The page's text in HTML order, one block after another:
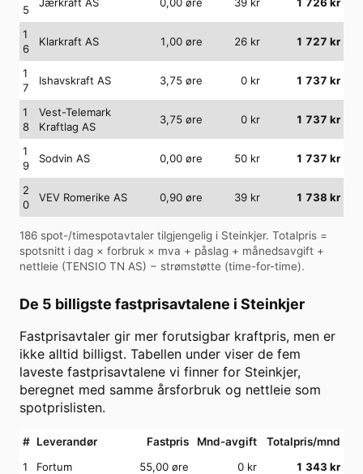
5
1
6
Klarkraft AS 1,00 øre 26 kr 1 727 kr
1
7
Ishavskraft AS 3,75 øre 0 kr 1 737 kr
1
8
Vest-Telemark
Kraftlag AS
3,75 øre 0 kr 1 737 kr
1
9
Sodvin AS 0,00 øre 50 kr 1 737 kr
2
0
VEV Romerike AS 0,90 øre 39 kr 1 738 kr
186 spot-/timespotavtaler tilgjengelig i Steinkjer. Totalpris =
spotsnitt i dag × forbruk × mva + påslag + månedsavgift +
nettleie (TENSIO TN AS) − strømstøtte (time-for-time).
De 5 billigste fastprisavtalene i Steinkjer
Fastprisavtaler gir mer forutsigbar kraftpris, men er
ikke alltid billigst. Tabellen under viser de fem
laveste fastprisavtalene vi finner for Steinkjer,
beregnet med samme årsforbruk og nettleie som
spotprislisten.
# Leverandør Fastpris Mnd-avgift
Totalpris/mnd
1
Fortum 55,00 øre 0 kr 1 343 kr